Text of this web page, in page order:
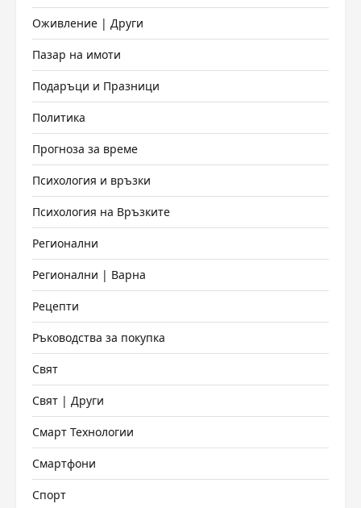
Оживление | Други
Пазар на имоти
Подаръци и Празници
Политика
Прогноза за време
Психология и връзки
Психология на Връзките
Регионални
Регионални | Варна
Рецепти
Ръководства за покупка
Свят
Свят | Други
Смарт Технологии
Смартфони
Спорт